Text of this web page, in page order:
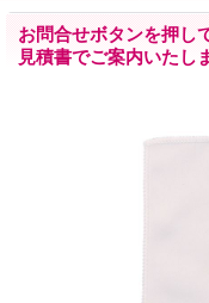
お問合せボタンを押し
見積書でご案内いたし